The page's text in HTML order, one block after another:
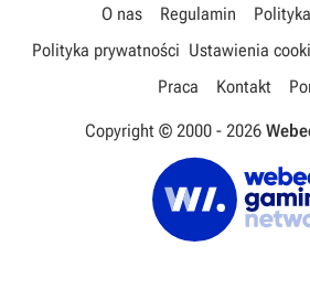
O nas Regulamin
Polityka prywatności Ustawienia
Praca
Kontakt
Copyright © 2000 - 2026